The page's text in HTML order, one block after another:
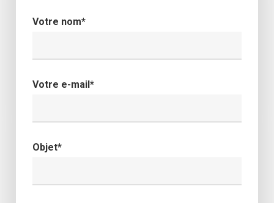
Votre nom*
Votre e-mail*
Objet*